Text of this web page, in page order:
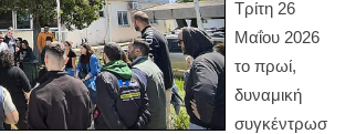
Τρίτη 26
Μαΐου 2026
το πρωί,
δυναμική
συγκέντρωσ